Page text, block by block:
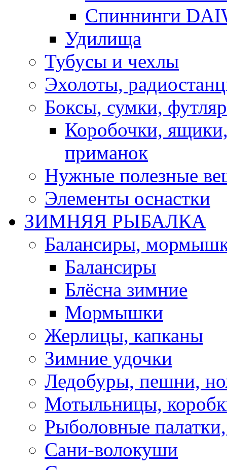
Спиннинги
Удилища
Тубусы и чехлы
Эхолоты,
Боксы, сумки,
Коробочки,
приманок
Нужные полезные
Элементы оснастки
ЗИМНЯЯ РЫБАЛКА
Балансиры,
Балансиры
Блёсна зимние
Мормышки
Жерлицы, капканы
Зимние удочки
Ледобуры, пешни,
Мотыльницы,
Рыболовные
Сани-волокуши